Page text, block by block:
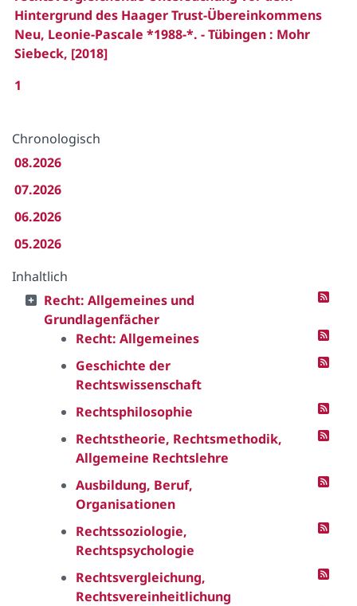
Hintergrund des Haager Trust-Übereinkommens
Neu, Leonie-Pascale *1988-*. - Tübingen : Mohr
Siebeck, [2018]
1
Chronologisch
08.2026
07.2026
06.2026
05.2026
Inhaltlich
Recht: Allgemeines und
Grundlagenfächer
Recht: Allgemeines
Geschichte der
Rechtswissenschaft
Rechtsphilosophie
Rechtstheorie, Rechtsmethodik,
Allgemeine Rechtslehre
Ausbildung, Beruf,
Organisationen
Rechtssoziologie,
Rechtspsychologie
Rechtsvergleichung,
Rechtsvereinheitlichung